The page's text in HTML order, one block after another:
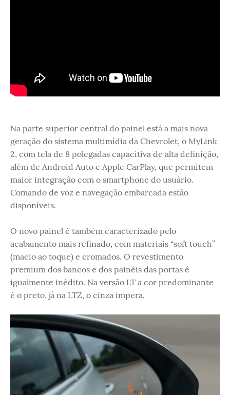
Na parte superior central do painel está a mais nova
geração do sistema multimídia da Chevrolet, o MyLink
2, com tela de 8 polegadas capacitiva de alta definição,
além de Android Auto e Apple CarPlay, que permitem
maior integração com o smartphone do usuário.
Comando de voz e navegação embarcada estão
disponíveis.
O novo painel é também caracterizado pelo
acabamento mais refinado, com materiais “soft touch”
(macio ao toque) e cromados. O revestimento
premium dos bancos e dos painéis das portas é
igualmente inédito. Na versão LT a cor predominante
é o preto, já na LTZ, o cinza impera.